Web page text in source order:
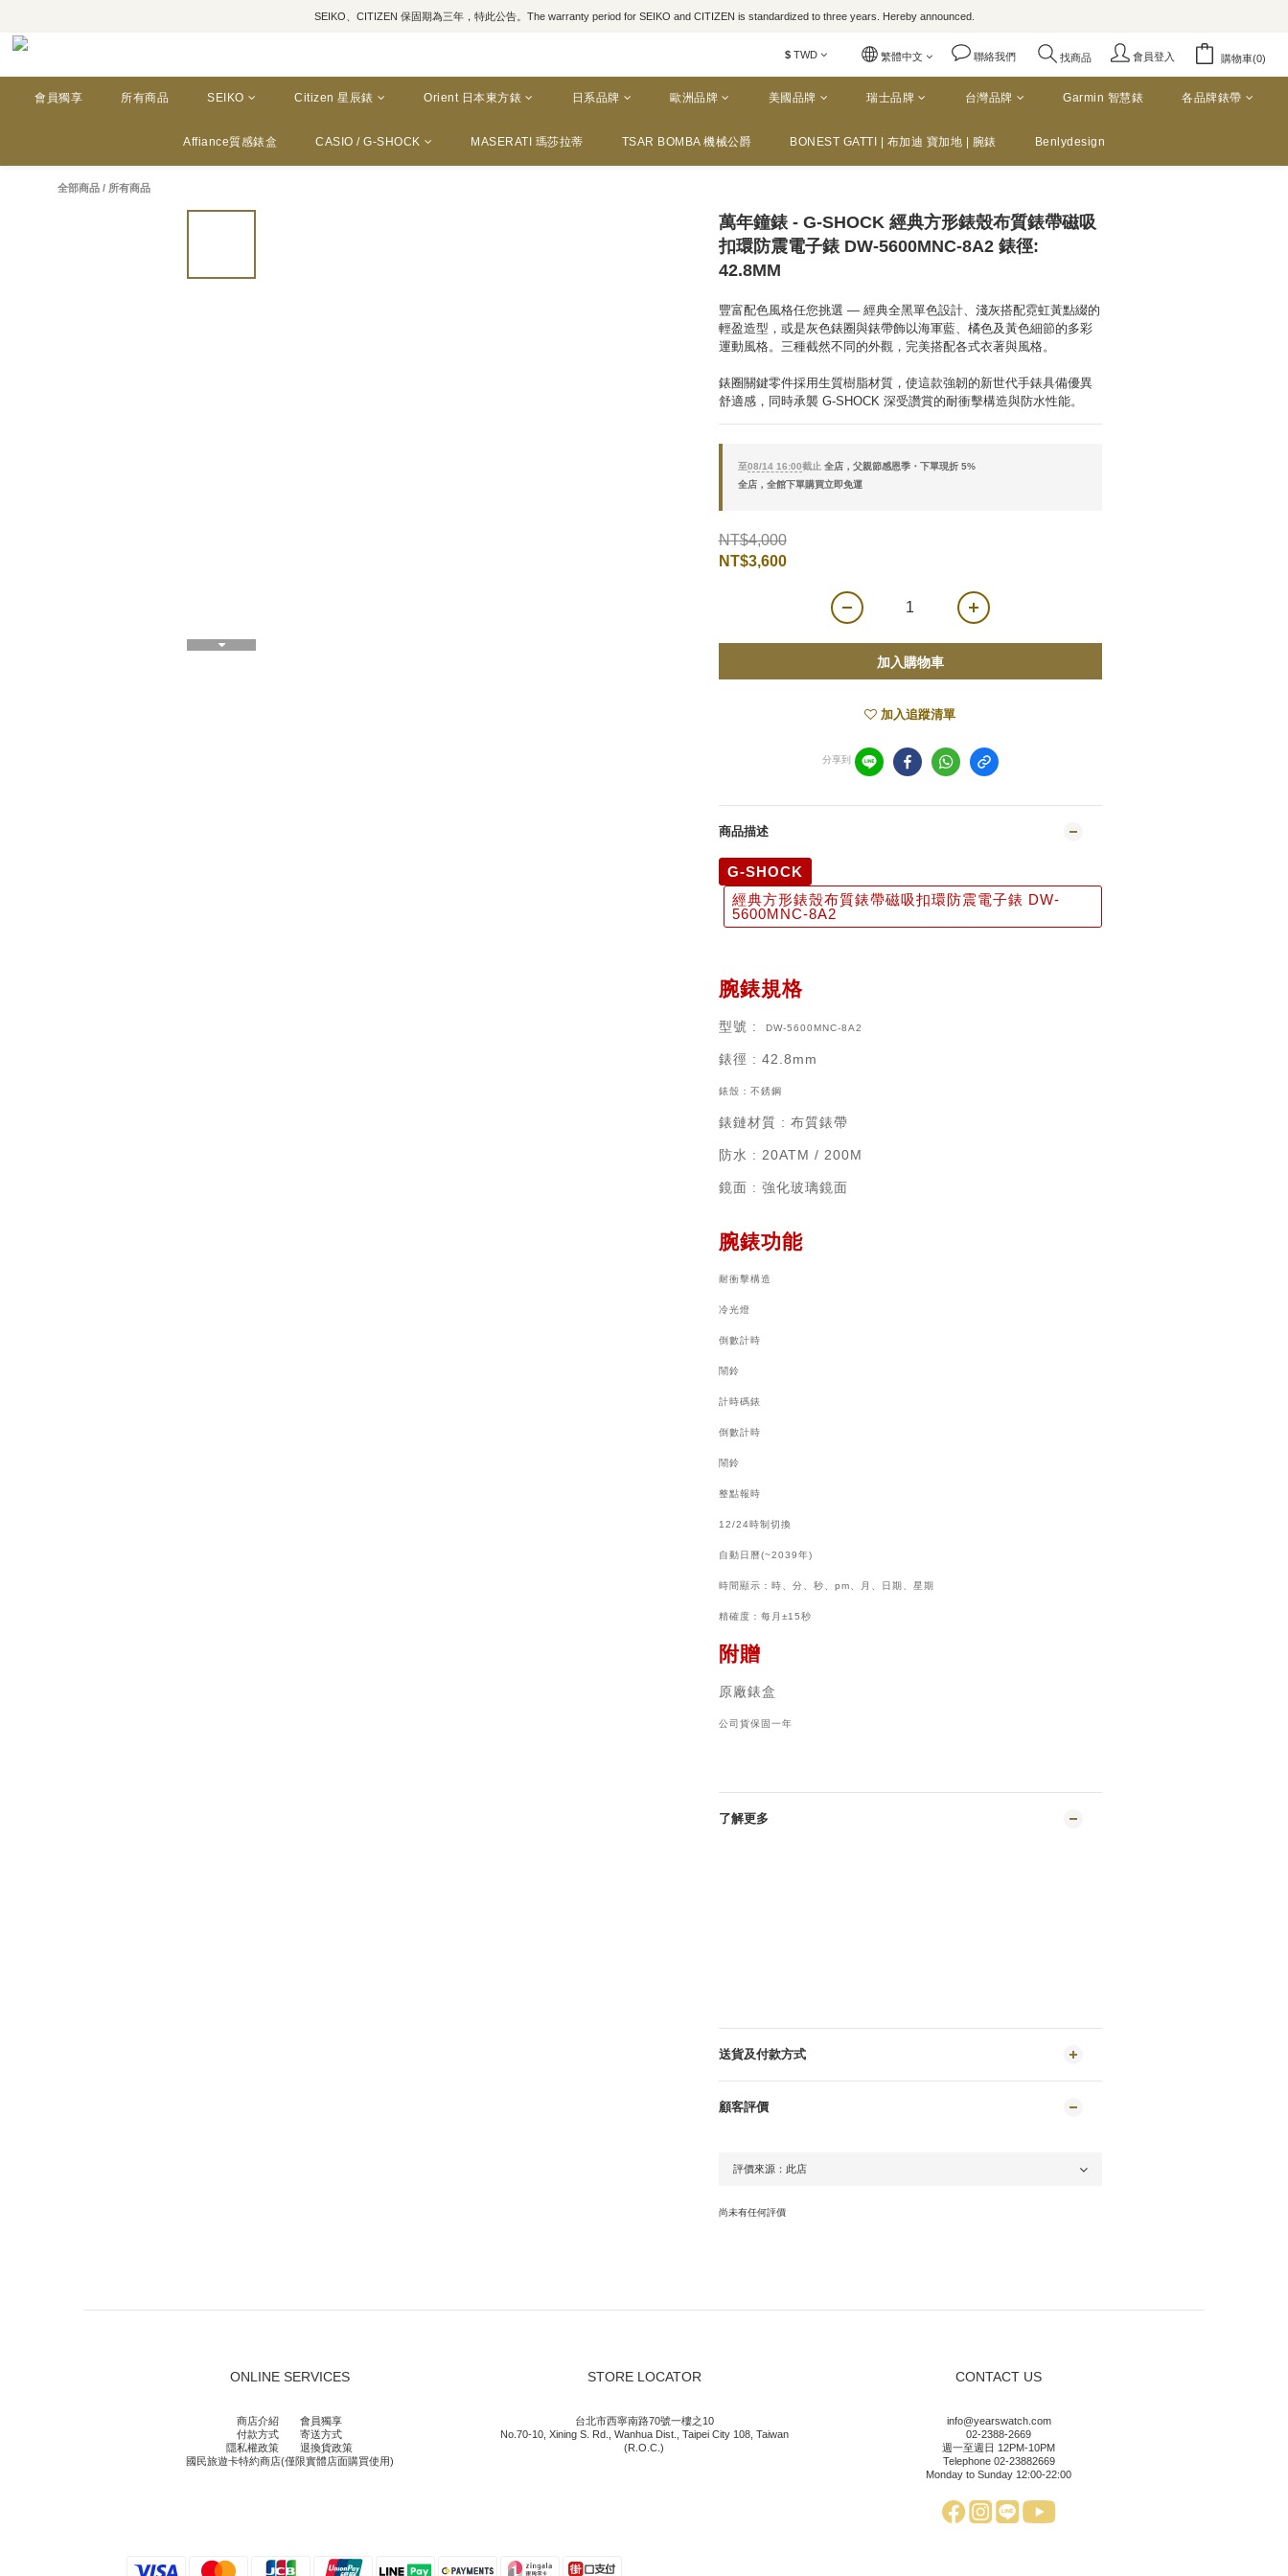
SEIKO、CITIZEN 保固期為三年，特此公告。The warranty period for SEIKO and CITIZEN is standardized to three years. Hereby announced.
$ TWD 繁體中文 聯絡我們 找商品 會員登入 購物車(0)
會員獨享 所有商品 SEIKO Citizen 星辰錶 Orient 日本東方錶 日系品牌 歐洲品牌 美國品牌 瑞士品牌 台灣品牌 Garmin 智慧錶 各品牌錶帶
Affiance質感錶盒 CASIO / G-SHOCK MASERATI 瑪莎拉蒂 TSAR BOMBA 機械公爵 BONEST GATTI | 布加迪 寶加地 | 腕錶 Benlydesign
全部商品 / 所有商品
萬年鐘錶 - G-SHOCK 經典方形錶殼布質錶帶磁吸
扣環防震電子錶 DW-5600MNC-8A2 錶徑:
42.8MM
豐富配色風格任您挑選 — 經典全黑單色設計、淺灰搭配霓虹黃點綴的
輕盈造型，或是灰色錶圈與錶帶飾以海軍藍、橘色及黃色細節的多彩
運動風格。三種截然不同的外觀，完美搭配各式衣著與風格。
錶圈關鍵零件採用生質樹脂材質，使這款強韌的新世代手錶具備優異
舒適感，同時承襲 G-SHOCK 深受讚賞的耐衝擊構造與防水性能。
至08/14 16:00截止 全店，父親節感恩季・下單現折 5%
全店，全館下單購買立即免運
NT$4,000
NT$3,600
加入購物車
加入追蹤清單
分享到
商品描述
G-SHOCK
經典方形錶殼布質錶帶磁吸扣環防震電子錶 DW-
5600MNC-8A2
腕錶規格
型號 : DW-5600MNC-8A2
錶徑 : 42.8mm
錶殼：不銹鋼
錶鏈材質 : 布質錶帶
防水 : 20ATM / 200M
鏡面 : 強化玻璃鏡面
腕錶功能
耐衝擊構造
冷光燈
倒數計時
鬧鈴
計時碼錶
倒數計時
鬧鈴
整點報時
12/24時制切換
自動日曆(~2039年)
時間顯示：時、分、秒、pm、月、日期、星期
精確度：每月±15秒
附贈
原廠錶盒
公司貨保固一年
了解更多
送貨及付款方式
顧客評價
尚未有任何評價
ONLINE SERVICES
商店介紹
會員獨享
付款方式
寄送方式
隱私權政策
退換貨政策
國民旅遊卡特約商店(僅限實體店面購買使用)
STORE LOCATOR
台北市西寧南路70號一樓之10
No.70-10, Xining S. Rd., Wanhua Dist., Taipei City 108, Taiwan
(R.O.C.)
CONTACT US
info@yearswatch.com
02-2388-2669
週一至週日 12PM-10PM
Telephone 02-23882669
Monday to Sunday 12:00-22:00